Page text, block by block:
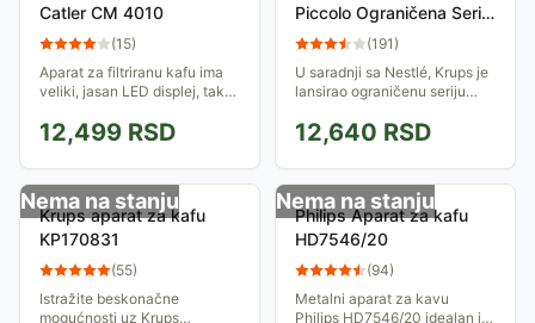
Catler CM 4010
(15)
Aparat za filtriranu kafu ima
veliki, jasan LED displej, tako
vreme serviranja sveže kafe,
njen intenzitet i željeni broj...
12,499 RSD
Piccolo Ograničena Serija
Agata Ruiz de la Prada -
(191)
U saradnji sa Nestlé, Krups je
lansirao ograničenu seriju
koje je dizajnirala čuvena
modna kreatorka Agata Ruiz
de la...
12,640 RSD
Nema na stanju
Krups aparat za kafu
KP170831
(55)
Istražite beskonačne
mogućnosti uz Krups
Nema na stanju
Philips Aparat za kafu
HD7546/20
(94)
Metalni aparat za kavu
Philips HD7546/20 idealan je